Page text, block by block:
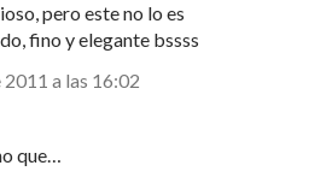
pero este no lo es
fino y elegante bssss
a las 16:02
que…